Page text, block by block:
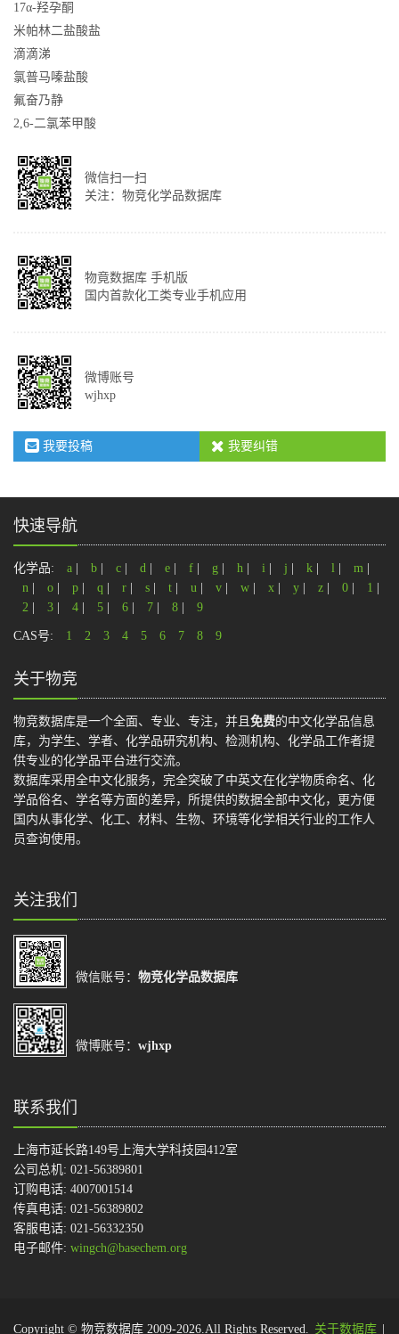
17α-羟孕酮
米帕林二盐酸盐
滴滴涕
氯普马嗪盐酸
氟奋乃静
2,6-二氯苯甲酸
微信扫一扫
关注：物竞化学品数据库
物竟数据库 手机版
国内首款化工类专业手机应用
微博账号
wjhxp
我要投稿 我要纠错
快速导航
化学品: a b c d e f g h i j k l m
n
o p q r s t u v w x y z 0 1
2
3 4 5 6 7 8 9
CAS号: 1 2 3 4 5 6 7 8 9
关于物竞
物竞数据库是一个全面、专业、专注，并且 免费的中文化学品信息
库，为学生、学者、化学品研究机构、检测机构、化学品工作者提
供专业的化学品平台进行交流。
数据库采用全中文化服务，完全突破了中英文在化学物质命名、化
学品俗名、学名等方面的差异，所提供的数据全部中文化，更方便
国内从事化学、化工、材料、生物、环境等化学相关行业的工作人
员查询使用。
关注我们
微信账号： 物竞化学品数据库
微博账号： wjhxp
联系我们
上海市延长路149号上海大学科技园412室
公司总机: 021-56389801
订购电话: 4007001514
传真电话: 021-56389802
客服电话: 021-56332350
电子邮件: wingch@basechem.org
Copyright © 物竞数据库 2009-2026.All Rights Reserved. 关于数据库